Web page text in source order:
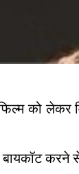
को लेकर
करने